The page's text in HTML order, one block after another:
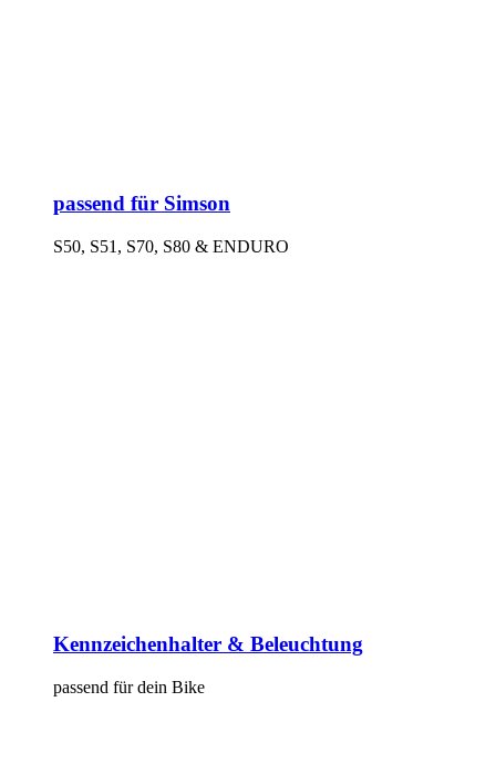
passend für Simson
S50, S51, S70, S80 & ENDURO
Kennzeichenhalter & Beleuchtung
passend für dein Bike